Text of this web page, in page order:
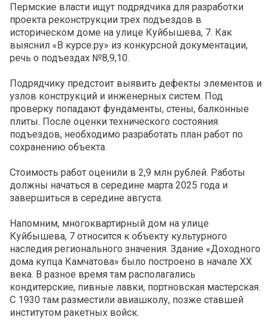
Пермские власти ищут подрядчика для разработки
проекта реконструкции трех подъездов в
историческом доме на улице Куйбышева, 7. Как
выяснил «В курсе.ру» из конкурсной документации,
речь о подъездах №8,9,10.
Подрядчику предстоит выявить дефекты элементов и
узлов конструкций и инженерных систем. Под
проверку попадают фундаменты, стены, балконные
плиты. После оценки технического состояния
подъездов, необходимо разработать план работ по
сохранению объекта.
Стоимость работ оценили в 2,9 млн рублей. Работы
должны начаться в середине марта 2025 года и
завершиться в середине августа.
Напомним, многоквартирный дом на улице
Куйбышева, 7 относится к объекту культурного
наследия регионального значения. Здание «Доходного
дома купца Камчатова» было построено в начале XX
века. В разное время там располагались
кондитерские, пивные лавки, портновская мастерская.
С 1930 там разместили авиашколу, позже ставшей
институтом ракетных войск.